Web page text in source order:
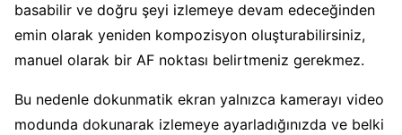
basabilir ve doğru şeyi izlemeye devam edeceğinden
emin olarak yeniden kompozisyon oluşturabilirsiniz,
manuel olarak bir AF noktası belirtmeniz gerekmez.
Bu nedenle dokunmatik ekran yalnızca kamerayı video
modunda dokunarak izlemeye ayarladığınızda ve belki